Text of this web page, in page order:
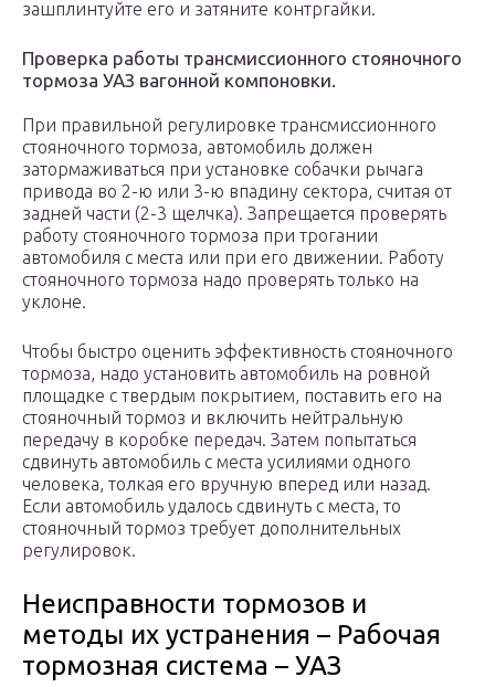
зашплинтуйте его и затяните контргайки.
Проверка работы трансмиссионного стояночного
тормоза УАЗ вагонной компоновки.
При правильной регулировке трансмиссионного
стояночного тормоза, автомобиль должен
затормаживаться при установке собачки рычага
привода во 2-ю или 3-ю впадину сектора, считая от
задней части (2-3 щелчка). Запрещается проверять
работу стояночного тормоза при трогании
автомобиля с места или при его движении. Работу
стояночного тормоза надо проверять только на
уклоне.
Чтобы быстро оценить эффективность стояночного
тормоза, надо установить автомобиль на ровной
площадке с твердым покрытием, поставить его на
стояночный тормоз и включить нейтральную
передачу в коробке передач. Затем попытаться
сдвинуть автомобиль с места усилиями одного
человека, толкая его вручную вперед или назад.
Если автомобиль удалось сдвинуть с места, то
стояночный тормоз требует дополнительных
регулировок.
Неисправности тормозов и
методы их устранения – Рабочая
тормозная система – УАЗ